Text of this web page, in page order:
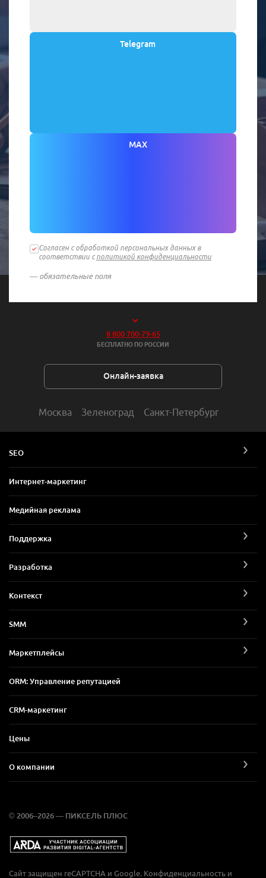
Telegram
MAX
Согласен с обработкой персональных данных в
соответствии с политикой конфиденциальности
— обязательные поля
8 800 700-79-65
БЕСПЛАТНО ПО РОССИИ
Онлайн-заявка
Москва Зеленоград Санкт-Петербург
SEO
Интернет-маркетинг
Медийная реклама
Поддержка
Разработка
Контекст
SMM
Маркетплейсы
ORM: Управление репутацией
CRM-маркетинг
Цены
О компании
© 2006–2026 — ПИКСЕЛЬ ПЛЮС
Сайт защищен reCAPTCHA и Google. Конфиденциальность и